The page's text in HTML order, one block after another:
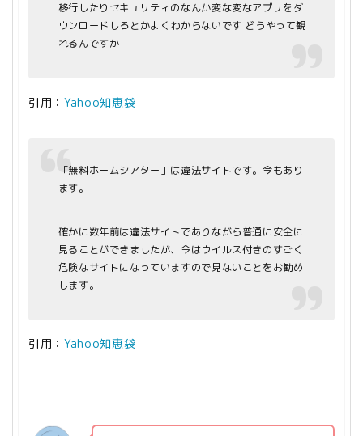
移行したりセキュリティのなんか変な変なアプリをダ
ウンロードしろとかよくわからないです どうやって観
れるんですか
引用：Yahoo知恵袋
「無料ホームシアター」は違法サイトです。今もあり
ます。
確かに数年前は違法サイトでありながら普通に安全に
見ることができましたが、今はウイルス付きのすごく
危険なサイトになっていますので見ないことをお勧め
します。
引用：Yahoo知恵袋